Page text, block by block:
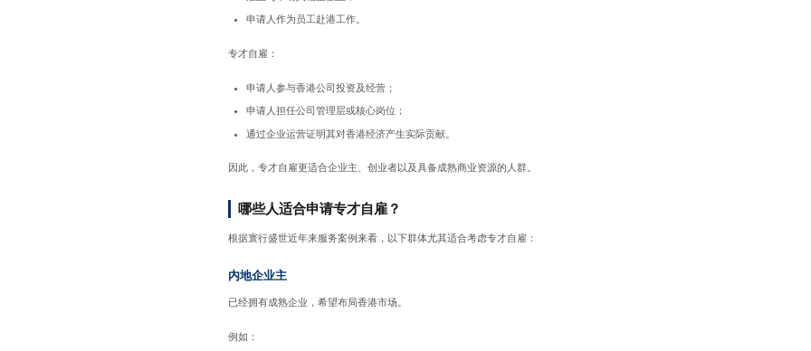
申请人作为员工赴港工作。
专才自雇：
申请人参与香港公司投资及经营；
申请人担任公司管理层或核心岗位；
通过企业运营证明其对香港经济产生实际贡献。
因此，专才自雇更适合企业主、创业者以及具备成熟商业资源的人群。
哪些人适合申请专才自雇？
根据寰行盛世近年来服务案例来看，以下群体尤其适合考虑专才自雇：
内地企业主
已经拥有成熟企业，希望布局香港市场。
例如：